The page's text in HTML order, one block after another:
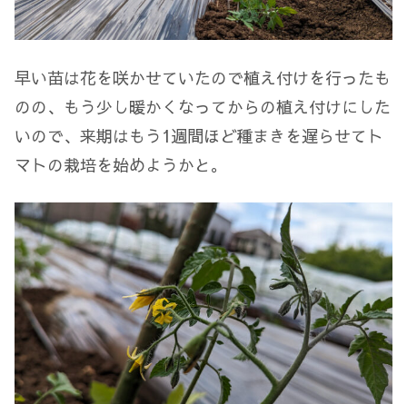
早い苗は花を咲かせていたので植え付けを行ったも
のの、もう少し暖かくなってからの植え付けにした
いので、来期はもう1週間ほど種まきを遅らせてト
マトの栽培を始めようかと。